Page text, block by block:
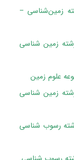
سؤالات آزمون دکتری 97 رشته زمین‌شناسی –
سؤالات آزمون دکتری 1396 رشته زمین شناسی
سؤالات آزمون دکتری 1394 رشته زمین شناسی
سؤالات آزمون دکتری 1393 رشته رسوب شناسی